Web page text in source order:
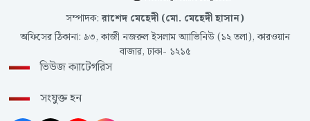
সম্পাদক:রাশেদ মেহেদী (মো. মেহেদী হাসান)
অফিসের ঠিকানা: ৯৩, কাজী নজরুল ইসলাম অ্যাভিনিউ (১২ তলা), কারওয়ান
বাজার, ঢাকা- ১২১৫
ভিউজ ক্যাটেগরিস
সংযুক্ত হন